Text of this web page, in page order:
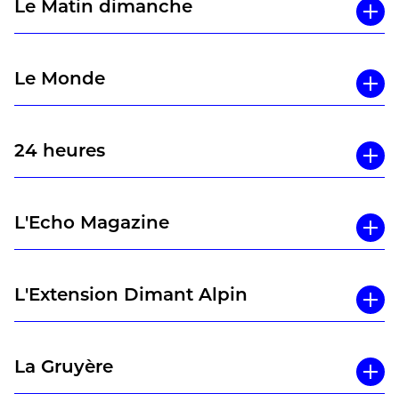
Le Matin dimanche
Le Monde
24 heures
L'Echo Magazine
L'Extension Dimant Alpin
La Gruyère